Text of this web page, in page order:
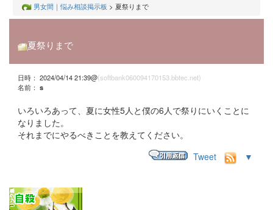
男女間｜悩み相談掲示板 > 夏祭りまで
夏祭りまで
日時： 2024/04/14 21:39@(softbank060094170153.bbtec.net)
名前： s
いろいろあって、夏に女性5人と僕の6人で祭りにいくことに
なりました。
それまでにやるべきことを教えてください。
Tweet
▼